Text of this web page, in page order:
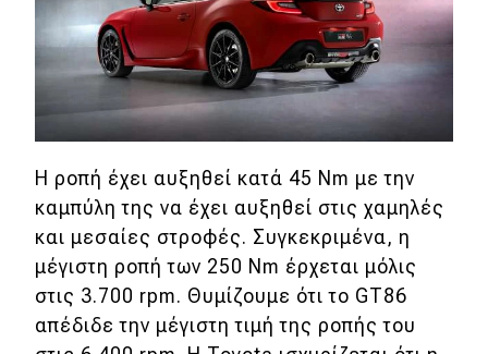
DRIVE Away
MOTO
Μεταχειρισμένο
Οδηγός αγοράς
Συμβουλές
Χρηστικά
Η ροπή έχει αυξηθεί κατά 45 Nm με την
καμπύλη της να έχει αυξηθεί στις χαμηλές
και μεσαίες στροφές. Συγκεκριμένα, η
μέγιστη ροπή των 250 Nm έρχεται μόλις
στις 3.700 rpm. Θυμίζουμε ότι το GT86
απέδιδε την μέγιστη τιμή της ροπής του